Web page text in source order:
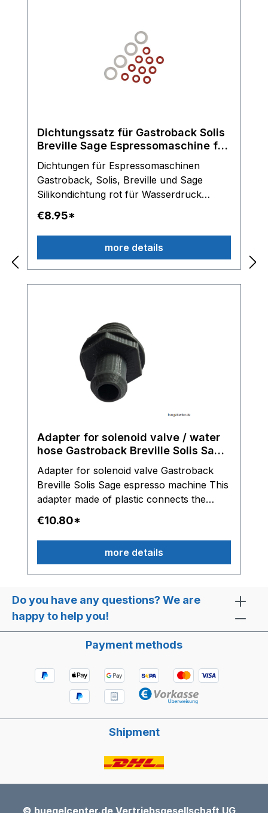
Dichtungssatz für Gastroback Solis
Breville Sage Espressomaschine für
Dichtungen für Espressomaschinen
Gastroback, Solis, Breville und Sage
Silikondichtung rot für Wasserdruck
Schlauch Silikondichtung transparent für
Anschlussstücke am OLAB Magnetventil
Lieferumfang: 10 x Dichtringe rot und 4 x
Dichtungringe transparent Hinweis: Nur
für OLAB Magnetventile einsetzbar
€8.95*
more details
Adapter for solenoid valve / water
hose Gastroback Breville Solis Sage
Adapter for solenoid valve Gastroback
Breville Solis Sage espresso machine This
adapter made of plastic connects the
solenoid valve with the water hose.
€10.80*
more details
Do you have any questions? We are
happy to help you!
Payment methods
Shipment
© buegelcenter.de Vertriebsgesellschaft UG